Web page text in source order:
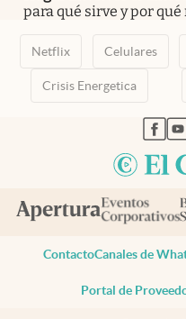
para qué sirve y por
Netflix Celulares
Crisis Energetica
ContactoCanales de
Portal de